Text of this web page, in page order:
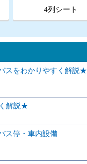
4列シート
スをわかりやすく解説★
解説★
ス停・車内設備